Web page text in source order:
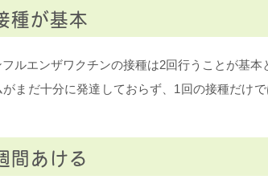
種が基本
ルエンザワクチンの接種は2回行うことが基本
まだ十分に発達しておらず、1回の接種だけ
間あける